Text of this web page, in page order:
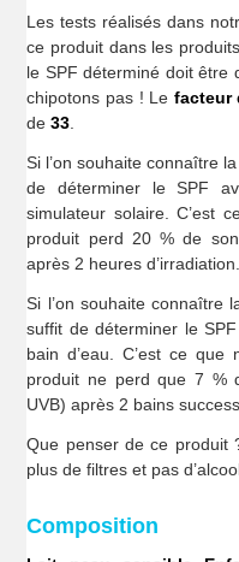
Les tests réalisés dans
ce produit dans les
le SPF déterminé doit être
chipotons pas ! Le facteur
de33.
Si l’on souhaite connaître
de déterminer le SPF
simulateur solaire. C’est
produit perd 20 % de
après 2 heures d’irradiation.
Si l’on souhaite connaître
suffit de déterminer le
bain d’eau. C’est ce
produit ne perd que 7 %
UVB) après 2 bains
Que penser de ce produit
plus de filtres et pas
Composition